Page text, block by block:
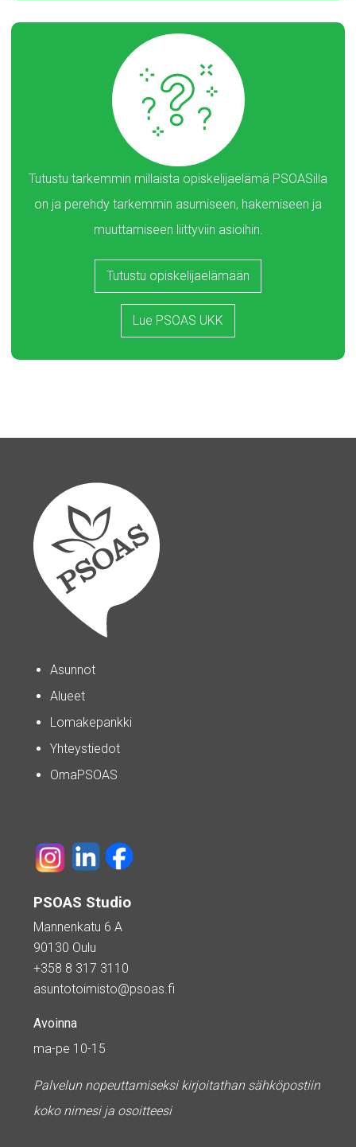
Tutustu tarkemmin millaista opiskelijaelämä PSOASilla
on ja perehdy tarkemmin asumiseen, hakemiseen ja
muuttamiseen liittyviin asioihin.
Tutustu opiskelijaelämään
Lue PSOAS UKK
Asunnot
Alueet
Lomakepankki
Yhteystiedot
OmaPSOAS
PSOAS Studio
Mannenkatu 6 A
90130 Oulu
+358 8 317 3110
asuntotoimisto@psoas.fi
Avoinna
ma-pe 10-15
Palvelun nopeuttamiseksi kirjoitathan sähköpostiin
koko nimesi ja osoitteesi